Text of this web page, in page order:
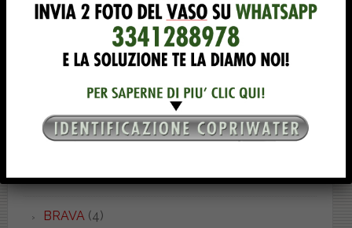
BOWL 50.37 (1)
BOWL 52.55 (1)
BOWL+ 50.55(1)
BOWL+ 55.38(2)
BOWL+ 62.38(1)
BRAVA (4)